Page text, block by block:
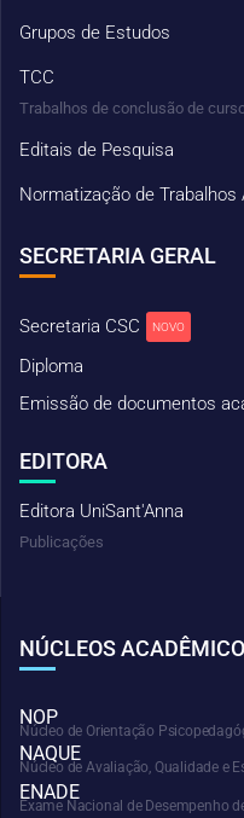
Grupos de Estudos
TCC
Trabalhos de conclusão de
Editais de Pesquisa
Normatização de Trabalhos
SECRETARIA GERAL
Secretaria CSC NOVO
Diploma
Emissão de documentos
EDITORA
Editora UniSant'Anna
Publicações
NÚCLEOS
NOP
Núcleo de Orientação
NAQUE
Núcleo de Avaliação, Qualidade e
ENADE
Exame Nacional de Desempenho